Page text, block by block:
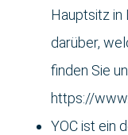
Hauptsitz in
darüber,
finden Sie
https://
YOC ist ein